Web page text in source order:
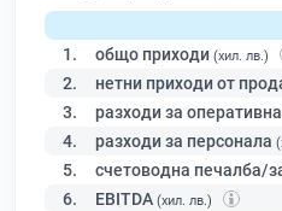
1. общо приходи (хил. лв.)
2. нетни приходи от
3. разходи за
4. разходи за персонала
5. счетоводна печалба/
6. EBITDA (хил. лв.)